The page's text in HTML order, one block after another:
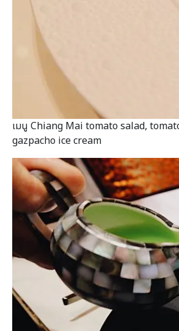
เมนู Chiang Mai tomato salad,
gazpacho ice cream